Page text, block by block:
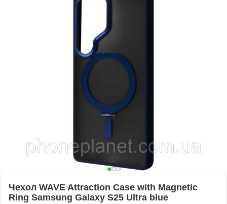
Чехол WAVE Attraction Case with Magnetic
Ring Samsung Galaxy S25 Ultra blue